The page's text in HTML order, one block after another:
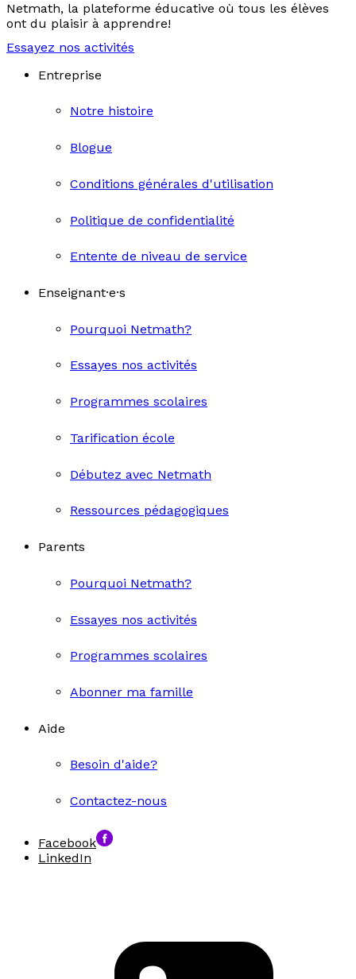
Netmath, la plateforme éducative où tous les élèves
ont du plaisir à apprendre!
Essayez nos activités
Entreprise
Notre histoire
Blogue
Conditions générales d'utilisation
Politique de confidentialité
Entente de niveau de service
Enseignant·e·s
Pourquoi Netmath?
Essayes nos activités
Programmes scolaires
Tarification école
Débutez avec Netmath
Ressources pédagogiques
Parents
Pourquoi Netmath?
Essayes nos activités
Programmes scolaires
Abonner ma famille
Aide
Besoin d'aide?
Contactez-nous
Facebook
LinkedIn